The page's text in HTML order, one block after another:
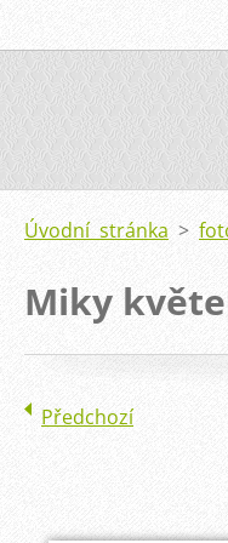
Úvodní stránka >
Miky
Předchozí